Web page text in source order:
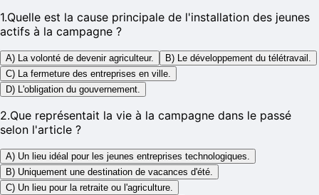
1.Quelle est la cause principale de l'installation des jeunes
actifs à la campagne ?
A) La volonté de devenir agriculteur.
B) Le développement du télétravail.
C) La fermeture des entreprises en ville.
D) L'obligation du gouvernement.
2.Que représentait la vie à la campagne dans le passé
selon l'article ?
A) Un lieu idéal pour les jeunes entreprises technologiques.
B) Uniquement une destination de vacances d'été.
C) Un lieu pour la retraite ou l'agriculture.